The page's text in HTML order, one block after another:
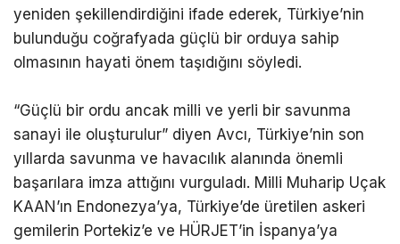
yeniden şekillendirdiğini ifade ederek, Türkiye’nin
bulunduğu coğrafyada güçlü bir orduya sahip
olmasının hayati önem taşıdığını söyledi.
“Güçlü bir ordu ancak milli ve yerli bir savunma
sanayi ile oluşturulur” diyen Avcı, Türkiye’nin son
yıllarda savunma ve havacılık alanında önemli
başarılara imza attığını vurguladı. Milli Muharip Uçak
KAAN’ın Endonezya’ya, Türkiye’de üretilen askeri
gemilerin Portekiz’e ve HÜRJET’in İspanya’ya